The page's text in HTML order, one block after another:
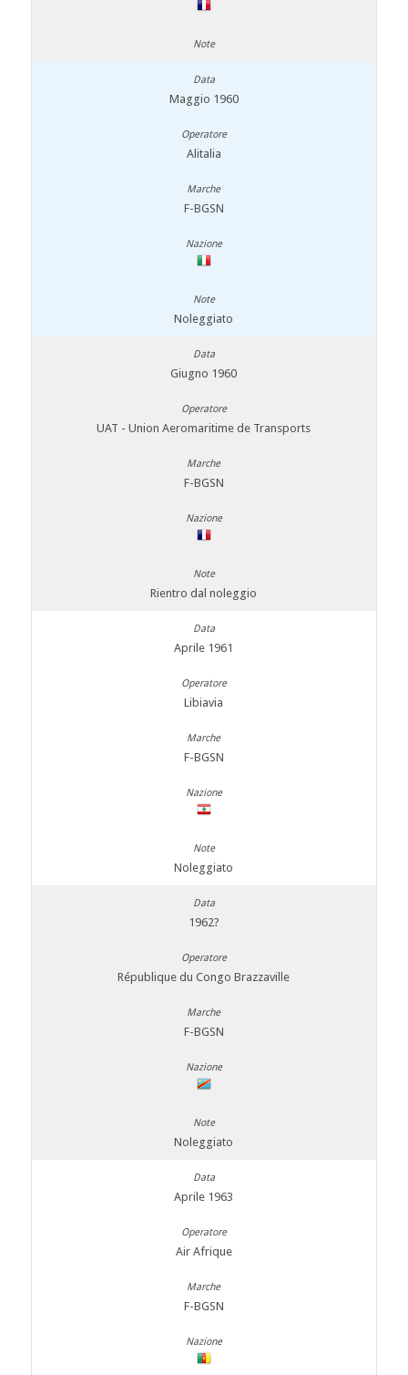
Maggio 1960
Alitalia
F-BGSN
Noleggiato
Giugno 1960
UAT - Union Aeromaritime de Transports
F-BGSN
Rientro dal noleggio
Aprile 1961
Libiavia
F-BGSN
Noleggiato
1962?
République du Congo Brazzaville
F-BGSN
Noleggiato
Aprile 1963
Air Afrique
F-BGSN